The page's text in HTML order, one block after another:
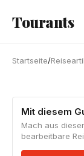
Tourants
Startseite/
Mit diesem
Mach aus
bearbeitbare